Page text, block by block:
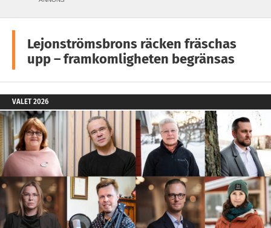
Lejonströmsbrons räcken fräschas
upp – framkomligheten begränsas
VALET 2026